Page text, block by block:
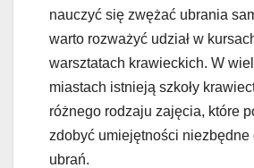
nauczyć się zwężać ubrania
warto rozważyć udział w
warsztatach krawieckich. W
miastach istnieją szkoły
różnego rodzaju zajęcia, które
zdobyć umiejętności niezbędne
ubrań.